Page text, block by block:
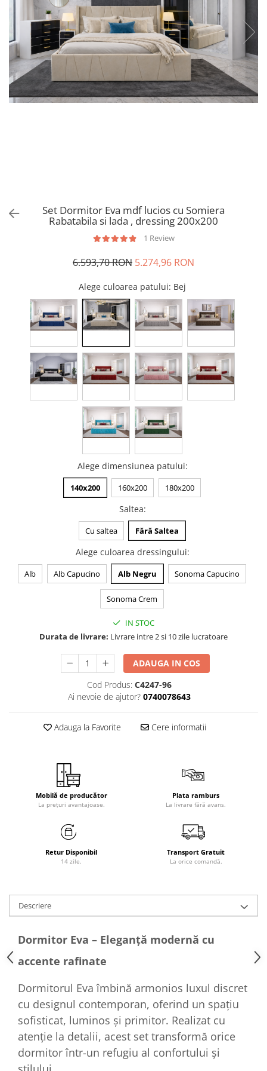
Set Dormitor Eva mdf lucios cu Somiera
Rabatabila si lada , dressing 200x200
1 Review
6.593,70 RON 5.274,96 RON
Alege culoarea patului: Bej
Alege dimensiunea patului:
140x200 160x200 180x200
Saltea:
Cu saltea Fără Saltea
Alege culoarea dressingului:
Alb Alb Capucino Alb Negru Sonoma Capucino
Sonoma Crem
IN STOC
Durata de livrare: Livrare intre 2 si 10 zile lucratoare
ADAUGA IN COS
Cod Produs: C4247-96
Ai nevoie de ajutor? 0740078643
Adauga la Favorite Cere informatii
Mobilă de producător
La prețuri avantajoase.
Plata ramburs
La livrare fără avans.
Retur Disponibil
14 zile.
Transport Gratuit
La orice comandă.
Descriere
Dormitor Eva – Eleganță modernă cu
accente rafinate
Dormitorul Eva îmbină armonios luxul discret
cu designul contemporan, oferind un spațiu
sofisticat, luminos și primitor. Realizat cu
atenție la detalii, acest set transformă orice
dormitor într-un refugiu al confortului și